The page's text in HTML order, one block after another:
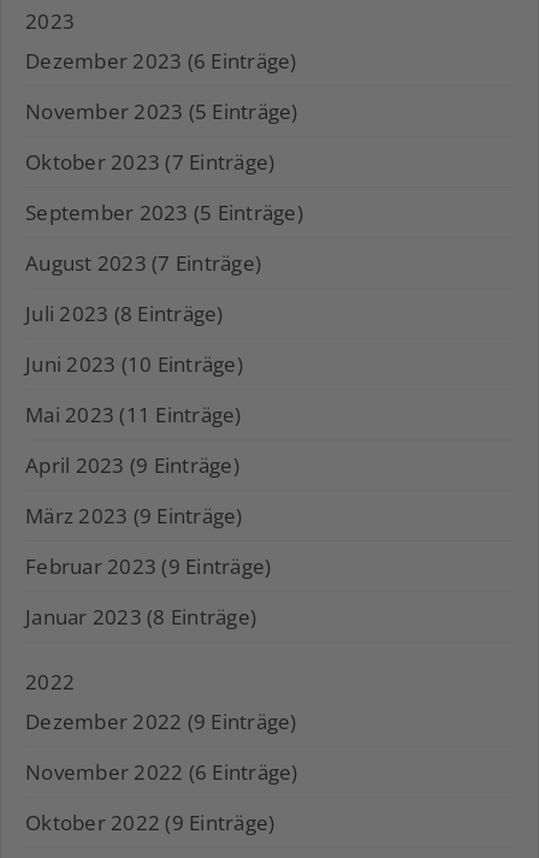
2023
Dezember 2023 (6 Einträge)
November 2023 (5 Einträge)
Oktober 2023 (7 Einträge)
September 2023 (5 Einträge)
August 2023 (7 Einträge)
Juli 2023 (8 Einträge)
Juni 2023 (10 Einträge)
Mai 2023 (11 Einträge)
April 2023 (9 Einträge)
März 2023 (9 Einträge)
Februar 2023 (9 Einträge)
Januar 2023 (8 Einträge)
2022
Dezember 2022 (9 Einträge)
November 2022 (6 Einträge)
Oktober 2022 (9 Einträge)